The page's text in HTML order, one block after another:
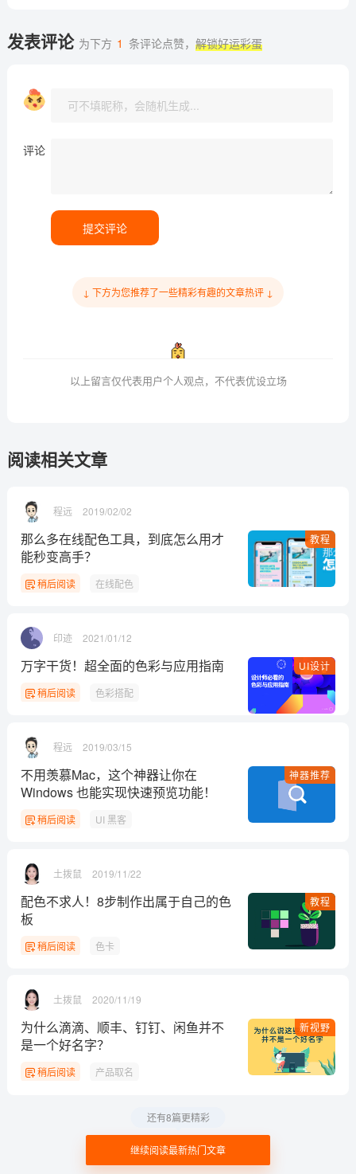
发表评论 为下方 1 条评论点赞，解锁好运彩蛋
评论
提交评论
↓ 下方为您推荐了一些精彩有趣的文章热评 ↓
以上留言仅代表用户个人观点，不代表优设立场
阅读相关文章
程远 2019/02/02
教程
那么多在线配色工具，到底怎么用才
能秒变高手？
稍后阅读 在线配色
印迹 2021/01/12
UI设计
万字干货！超全面的色彩与应用指南
稍后阅读 色彩搭配
程远 2019/03/15
神器推荐
不用羡慕Mac，这个神器让你在
Windows 也能实现快速预览功能！
稍后阅读 UI 黑客
土拨鼠 2019/11/22
教程
配色不求人！8步制作出属于自己的色
板
稍后阅读 色卡
土拨鼠 2020/11/19
新视野
为什么滴滴、顺丰、钉钉、闲鱼并不
是一个好名字？
稍后阅读 产品取名
继续阅读最新热门文章
还有8篇更精彩